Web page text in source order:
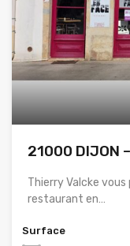
21000 DIJON
Thierry Valcke
restaurant en…
Surface